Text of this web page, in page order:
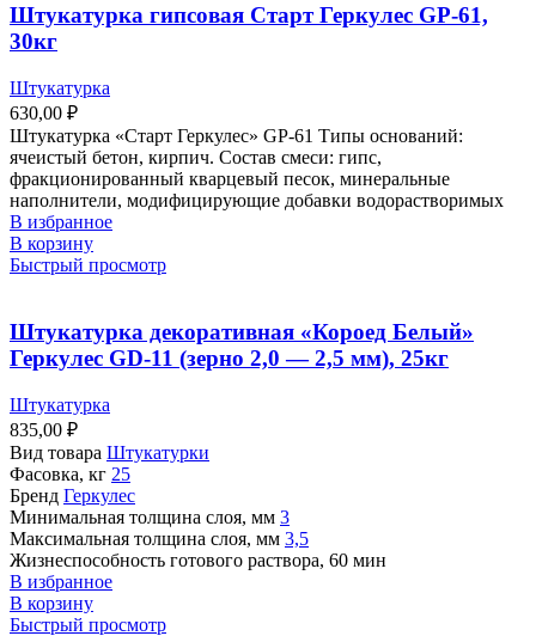
Штукатурка гипсовая Старт Геркулес GP-61,
30кг
Штукатурка
630,00 ₽
Штукатурка «Старт Геркулес» GP-61 Типы оснований:
ячеистый бетон, кирпич. Состав смеси: гипс,
фракционированный кварцевый песок, минеральные
наполнители, модифицирующие добавки водорастворимых
В избранное
В корзину
Быстрый просмотр
Штукатурка декоративная «Короед Белый»
Геркулес GD-11 (зерно 2,0 — 2,5 мм), 25кг
Штукатурка
835,00 ₽
Вид товара Штукатурки
Фасовка, кг 25
Бренд Геркулес
Минимальная толщина слоя, мм 3
Максимальная толщина слоя, мм 3,5
Жизнеспособность готового раствора, 60 мин
В избранное
В корзину
Быстрый просмотр